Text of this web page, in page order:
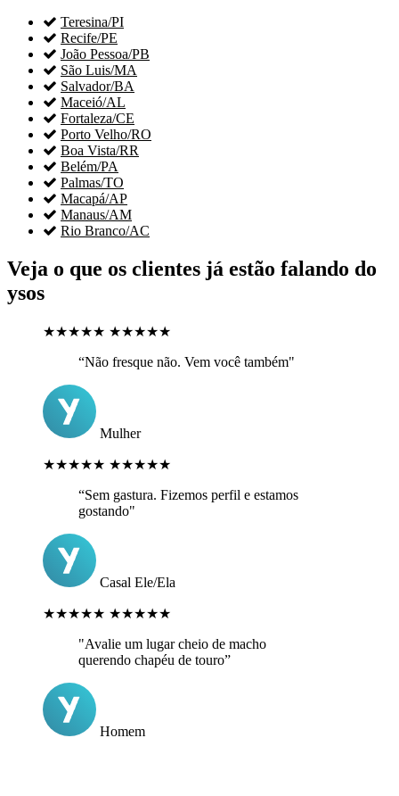
 Teresina/PI
 Recife/PE
 João Pessoa/PB
 São Luis/MA
 Salvador/BA
 Maceió/AL
 Fortaleza/CE
 Porto Velho/RO
 Boa Vista/RR
 Belém/PA
 Palmas/TO
 Macapá/AP
 Manaus/AM
 Rio Branco/AC
Veja o que os clientes já estão falando do
ysos
★★★★★ ★★★★★
“Não fresque não. Vem você também"
Mulher
★★★★★ ★★★★★
“Sem gastura. Fizemos perfil e estamos
gostando"
Casal Ele/Ela
★★★★★ ★★★★★
"Avalie um lugar cheio de macho
querendo chapéu de touro”
Homem